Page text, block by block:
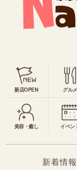
新店OPEN グルメ
美容・癒し イベン
新着情報